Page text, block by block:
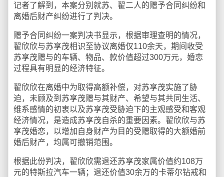
记者了解到，本案分别就苏、翟二人的赠予合同纠纷和
离婚后财产纠纷进行了判决。
赠予合同纠纷一案判决书显示，根据审理查明的情况，
翟欣欣与苏享茂相识至协议离婚仅110余天，期间收受
苏享茂赠与的车辆、物品、款价值超过300万元，婚恋
过程具有明显的经济特征。
翟欣欣在离婚中为取得高额补偿，对苏享茂实施了胁
迫，未顾及到苏享茂赠与其财产、希望与其共同生活、
维系感情的初衷以及苏享茂受胁迫下的主观感受和客观
经济情况，是造成苏享茂自杀的重要因素。翟欣欣与苏
享茂婚恋，以增加自身财产为目的受赠取得的大额婚前
婚后财产，均属可撤销范围。
根据此份判决，翟欣欣需退还苏享茂家属价值约108万
元的特斯拉汽车一辆；退还价值30余万的卡蒂尔钻戒和